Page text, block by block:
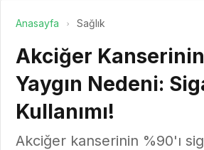
Anasayfa Sağlık
Akciğer
Yaygın Nedeni:
Kullanımı!
Akciğer kanserinin %90'ı